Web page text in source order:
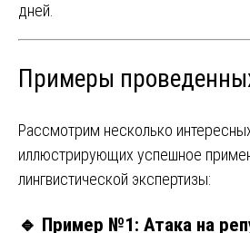
дней.
Примеры
Рассмотрим несколько
иллюстрирующих успешное
лингвистической экспертизы:
🔹 Пример №1: Атака на